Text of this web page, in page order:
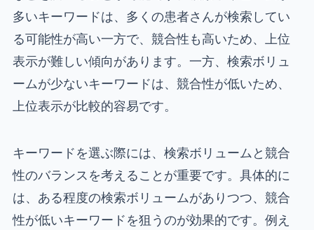
多いキーワードは、多くの患者さんが検索してい
る可能性が高い一方で、競合性も高いため、上位
表示が難しい傾向があります。一方、検索ボリュ
ームが少ないキーワードは、競合性が低いため、
上位表示が比較的容易です。
キーワードを選ぶ際には、検索ボリュームと競合
性のバランスを考えることが重要です。具体的に
は、ある程度の検索ボリュームがありつつ、競合
性が低いキーワードを狙うのが効果的です。例え